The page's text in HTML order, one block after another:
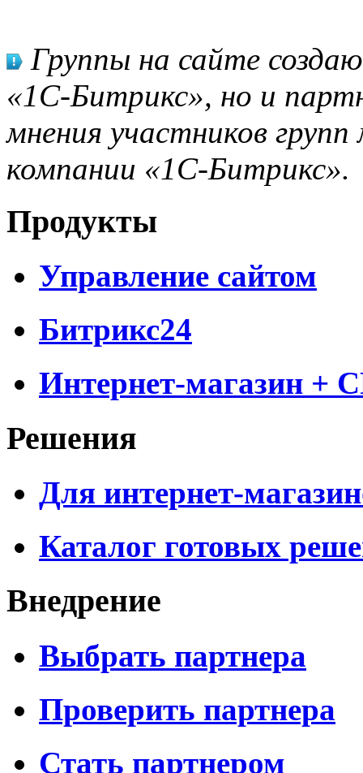
Группы на сайте
«1С-Битрикс», но и
мнения участников
компании «1С-Битрикс».
Продукты
Управление сайтом
Битрикс24
Интернет-магазин +
Решения
Для интернет-
Каталог готовых
Внедрение
Выбрать партнера
Проверить партнера
Стать партнером